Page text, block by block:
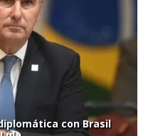
con Brasil